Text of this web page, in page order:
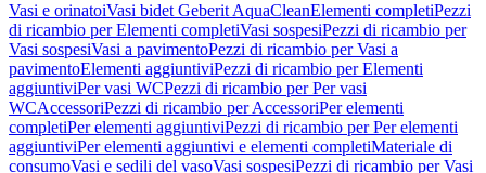
Vasi e orinatoiVasi bidet Geberit AquaCleanElementi completiPezzi
di ricambio per Elementi completiVasi sospesiPezzi di ricambio per
Vasi sospesiVasi a pavimentoPezzi di ricambio per Vasi a
pavimentoElementi aggiuntiviPezzi di ricambio per Elementi
aggiuntiviPer vasi WCPezzi di ricambio per Per vasi
WCAccessoriPezzi di ricambio per AccessoriPer elementi
completiPer elementi aggiuntiviPezzi di ricambio per Per elementi
aggiuntiviPer elementi aggiuntivi e elementi completiMateriale di
consumoVasi e sedili del vasoVasi sospesiPezzi di ricambio per Vasi